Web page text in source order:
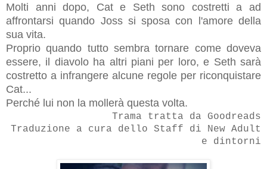
Molti anni dopo, Cat e Seth sono costretti a ad
affrontarsi quando Joss si sposa con l'amore della
sua vita.
Proprio quando tutto sembra tornare come doveva
essere, il diavolo ha altri piani per loro, e Seth sarà
costretto a infrangere alcune regole per riconquistare
Cat...
Perché lui non la mollerà questa volta.
Trama tratta da Goodreads
Traduzione a cura dello Staff di New Adult
e dintorni